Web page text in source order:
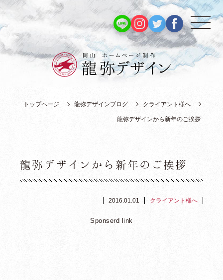
トップページ 龍弥デザインブログ クライアント様へ
龍弥デザインから新年のご挨拶
龍弥デザインから新年のご挨拶
2016.01.01 クライアント様へ
Sponserd link